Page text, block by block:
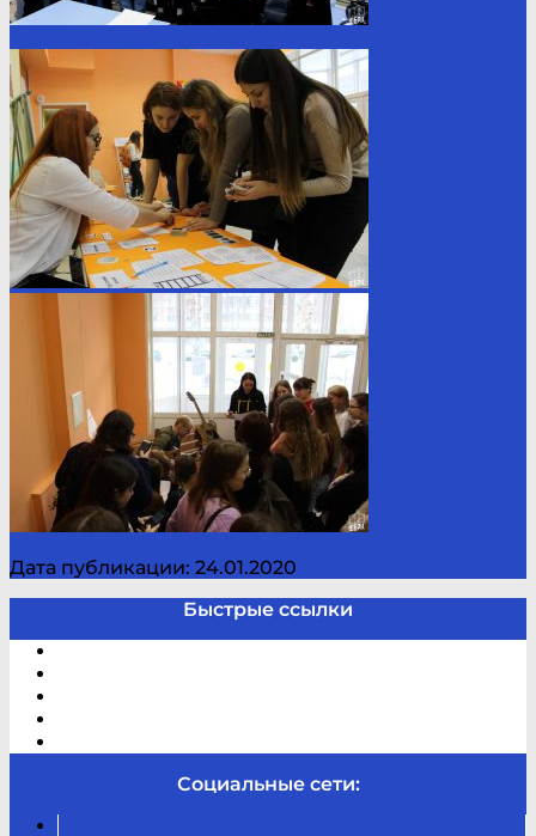
Дата публикации: 24.01.2020
Быстрые ссылки
Социальные сети: